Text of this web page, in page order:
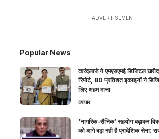
- ADVERTISEMENT -
Popular News
करंदलाजे ने एमएसएमई डिजिटल खरीद
रिपोर्ट, 80 प्रतिशत इकाइयों ने
लिए अहम माना
व्यापार
‘नागरिक-सैनिक’ सहयोग बढ़ाकर
को आगे बढ़ा रही है प्रादेशिक सेना: